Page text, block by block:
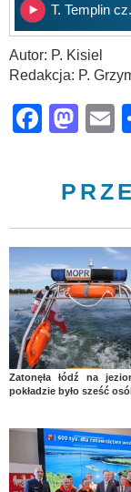
T. Templin
Autor: P. Kisiel
Redakcja: P.
Zatonęła łódź na
pokładzie było sześć